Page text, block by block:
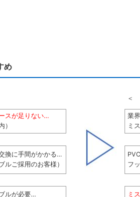
め
＜
スが足りない…
）
業
ミ
換に手間がかかる…
ルご採用のお客様）
フ
ルが必要…
ミ